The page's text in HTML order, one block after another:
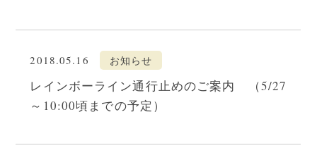
2018.05.16 お知らせ
レインボーライン通行止めのご案内 （5/27
～10:00頃までの予定）